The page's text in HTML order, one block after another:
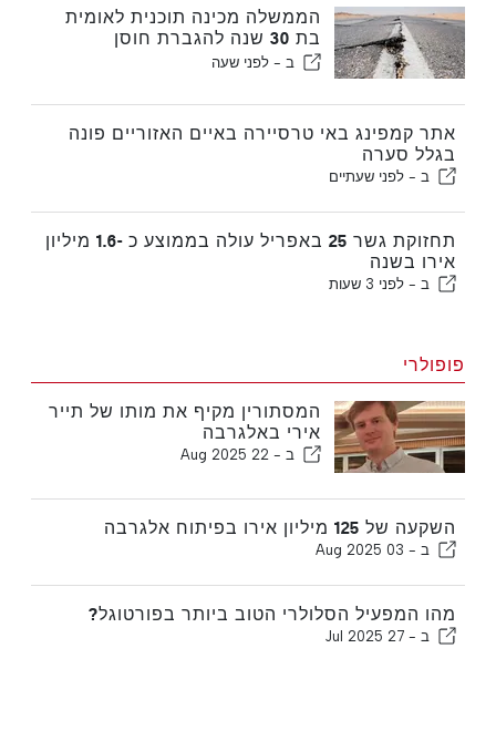
הממשלה מכינה תוכנית לאומית
בת 30 שנה להגברת חוסן
פורטוגל נגד רעידות אדמה גדולות
ב - לפני שעה
אתר קמפינג באי טרסיירה באיים האזוריים פונה
בגלל סערה
ב - לפני שעתיים
תחזוקת גשר 25 באפריל עולה בממוצע כ -1.6 מיליון
אירו בשנה
ב - לפני 3 שעות
פופולרי
המסתורין מקיף את מותו של תייר
אירי באלגרבה
ב - 22 Aug 2025
השקעה של 125 מיליון אירו בפיתוח אלגרבה
ב - 03 Aug 2025
מהו המפעיל הסלולרי הטוב ביותר בפורטוגל?
ב - 27 Jul 2025